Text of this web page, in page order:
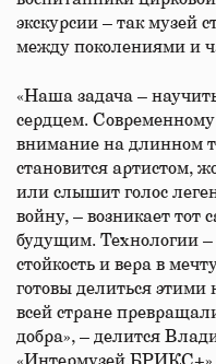
экскурсии – так музей
между поколениями и
«Наша задача –
сердцем.
внимание на длинном
становится артистом,
или слышит голос
войну, – возникает
будущим. Технологии
стойкость и вера в
готовы делиться этими
всей стране
добра», – делится